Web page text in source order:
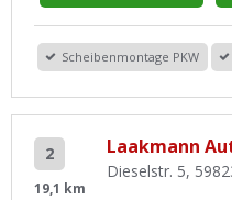
Scheibenmontage PKW
2
19,1 km
Laakmann
Dieselstr. 5,